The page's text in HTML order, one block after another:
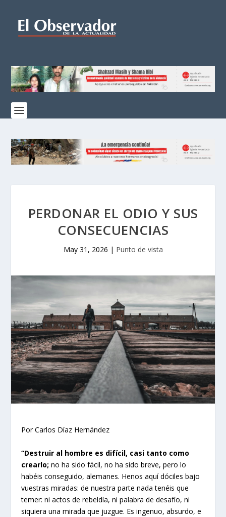
PERDONAR EL ODIO Y SUS
CONSECUENCIAS
May 31, 2026 | Punto de vista
Por Carlos Díaz Hernández
“Destruir al hombre es difícil, casi tanto como
crearlo; no ha sido fácil, no ha sido breve, pero lo
habéis conseguido, alemanes. Henos aquí dóciles bajo
vuestras miradas: de nuestra parte nada tenéis que
temer: ni actos de rebeldía, ni palabra de desafío, ni
siquiera una mirada que juzgue. Es ingenuo, absurdo, e